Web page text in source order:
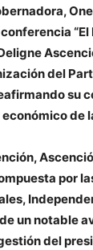
“El
del
su
de
por
un notable
del